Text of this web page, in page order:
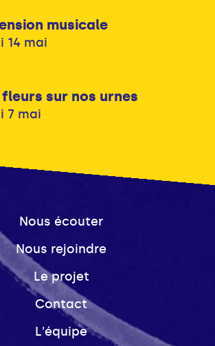
musicale
14 mai
fleurs sur nos urnes
7 mai
Nous écouter
Nous rejoindre
Le projet
Contact
L'équipe